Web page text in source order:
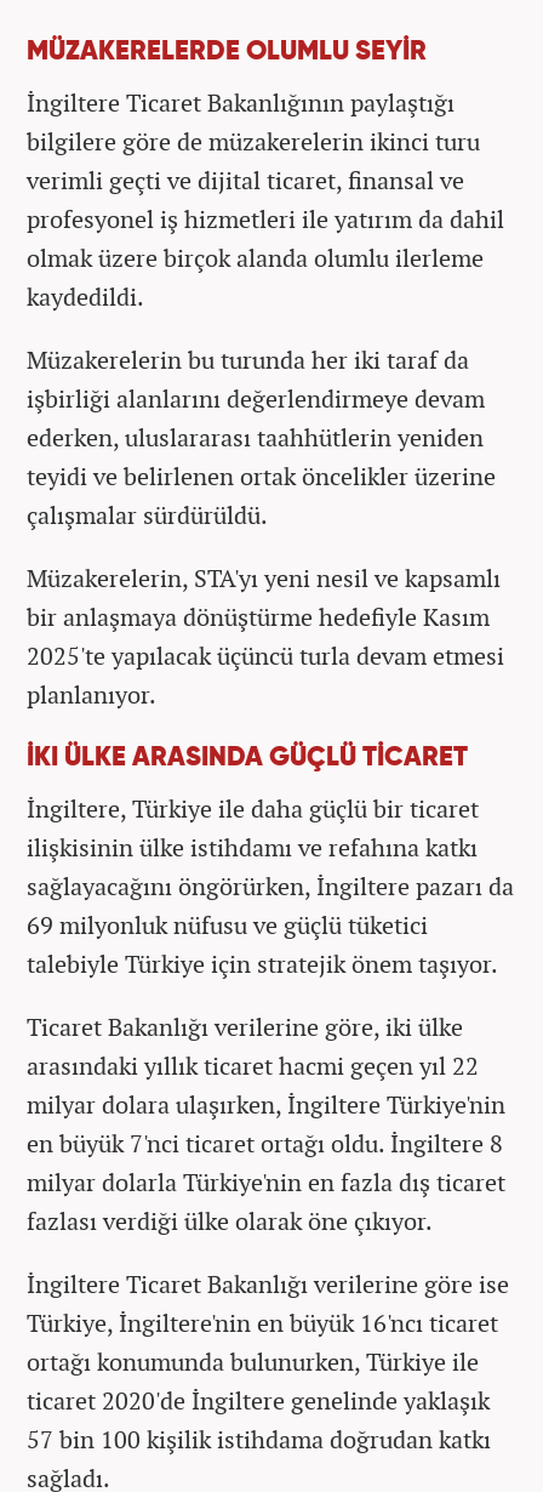
MÜZAKERELERDE OLUMLU SEYİR
İngiltere Ticaret Bakanlığının paylaştığı
bilgilere göre de müzakerelerin ikinci turu
verimli geçti ve dijital ticaret, finansal ve
profesyonel iş hizmetleri ile yatırım da dahil
olmak üzere birçok alanda olumlu ilerleme
kaydedildi.
Müzakerelerin bu turunda her iki taraf da
işbirliği alanlarını değerlendirmeye devam
ederken, uluslararası taahhütlerin yeniden
teyidi ve belirlenen ortak öncelikler üzerine
çalışmalar sürdürüldü.
Müzakerelerin, STA'yı yeni nesil ve kapsamlı
bir anlaşmaya dönüştürme hedefiyle Kasım
2025'te yapılacak üçüncü turla devam etmesi
planlanıyor.
İKI ÜLKE ARASINDA GÜÇLÜ TİCARET
İngiltere, Türkiye ile daha güçlü bir ticaret
ilişkisinin ülke istihdamı ve refahına katkı
sağlayacağını öngörürken, İngiltere pazarı da
69 milyonluk nüfusu ve güçlü tüketici
talebiyle Türkiye için stratejik önem taşıyor.
Ticaret Bakanlığı verilerine göre, iki ülke
arasındaki yıllık ticaret hacmi geçen yıl 22
milyar dolara ulaşırken, İngiltere Türkiye'nin
en büyük 7'nci ticaret ortağı oldu. İngiltere 8
milyar dolarla Türkiye'nin en fazla dış ticaret
fazlası verdiği ülke olarak öne çıkıyor.
İngiltere Ticaret Bakanlığı verilerine göre ise
Türkiye, İngiltere'nin en büyük 16'ncı ticaret
ortağı konumunda bulunurken, Türkiye ile
ticaret 2020'de İngiltere genelinde yaklaşık
57 bin 100 kişilik istihdama doğrudan katkı
sağladı.